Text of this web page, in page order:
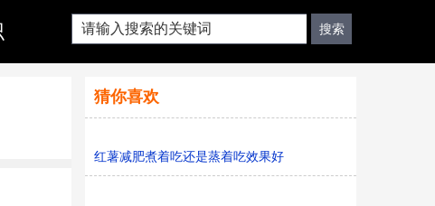
猜你喜欢
红薯减肥煮着吃还是蒸着吃效果好